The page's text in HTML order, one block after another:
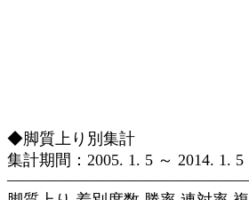
◆脚質上り別集計
集計期間：2005. 1. 5 ～ 2014. 1. 5